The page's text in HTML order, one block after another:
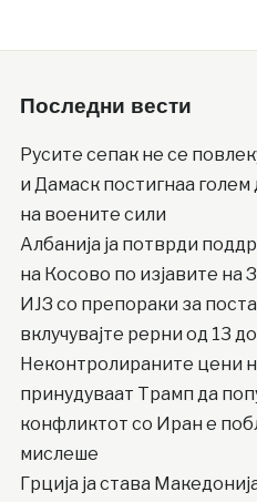
Последни вести
Русите сепак не се
и Дамаск постигнаа
на воените сили
Албанија ја потврди
на Косово по изјавите на
ИЈЗ со препораки за
вклучувајте рерни од 13
Неконтролираните цени
принудуваат Трамп да
конфликтот со Иран е
мислеше
Грција ја става